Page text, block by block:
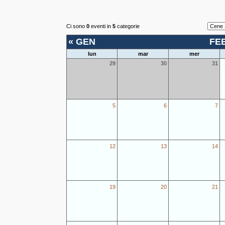
Ci sono 0 eventi in 5 categorie
« GEN
lun mar
mer
29
30 31
5 6 7
12 13 14
19 20 21